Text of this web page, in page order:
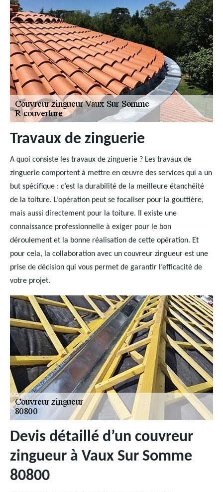
Travaux de zinguerie
A quoi consiste les travaux de zinguerie ? Les travaux de
zinguerie comportent à mettre en œuvre des services qui a un
but spécifique : c’est la durabilité de la meilleure étanchéité
de la toiture. L’opération peut se focaliser pour la gouttière,
mais aussi directement pour la toiture. Il existe une
connaissance professionnelle à exiger pour le bon
déroulement et la bonne réalisation de cette opération. Et
pour cela, la collaboration avec un couvreur zingueur est une
prise de décision qui vous permet de garantir l’efficacité de
votre projet.
Devis détaillé d’un couvreur
zingueur à Vaux Sur Somme
80800